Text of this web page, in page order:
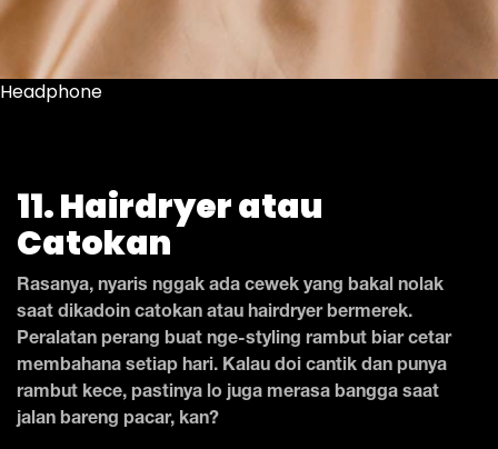
Headphone
11. Hairdryer atau
Catokan
Rasanya, nyaris nggak ada cewek yang bakal nolak
saat dikadoin catokan atau hairdryer bermerek.
Peralatan perang buat nge-styling rambut biar cetar
membahana setiap hari. Kalau doi cantik dan punya
rambut kece, pastinya lo juga merasa bangga saat
jalan bareng pacar, kan?